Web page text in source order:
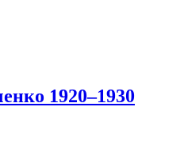
1920–1930